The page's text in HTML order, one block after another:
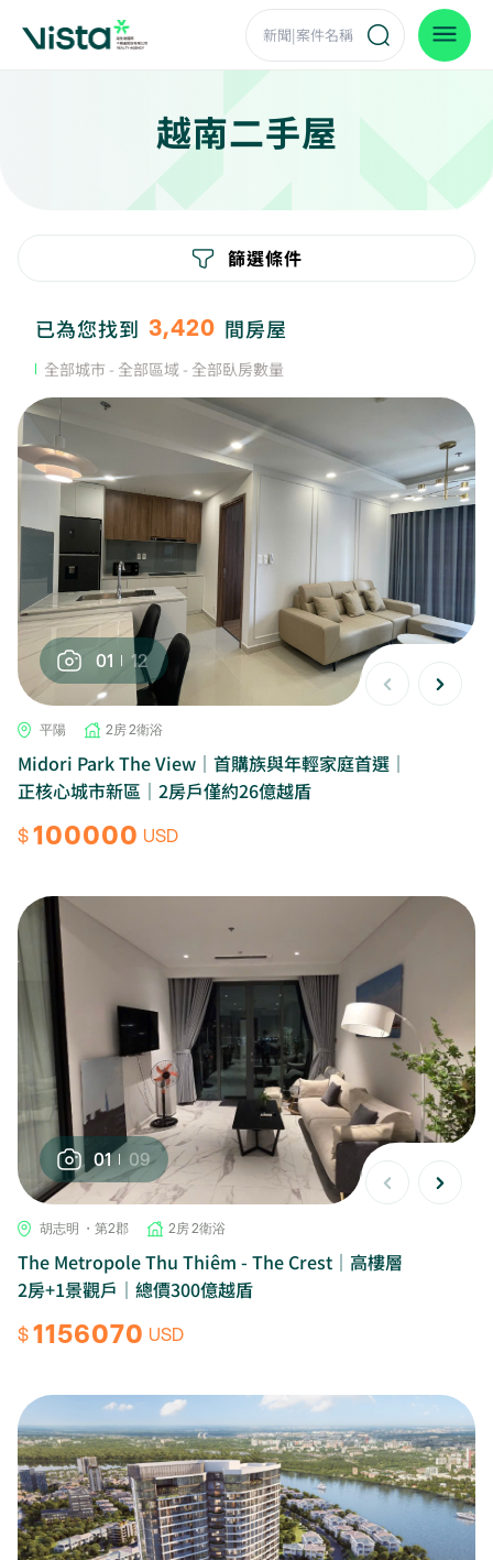
越南二手屋
篩選條件
已為您找到 3,420 間房屋
全部城市 - 全部區域 - 全部臥房數量
01 12
平陽 2房 2衛浴
Midori Park The View｜首購族與年輕家庭首選｜
正核心城市新區｜2房戶僅約26億越盾
$100000 USD
01 09
胡志明 ・第2郡 2房 2衛浴
The Metropole Thu Thiêm - The Crest｜高樓層
2房+1景觀戶｜總價300億越盾
$1156070 USD